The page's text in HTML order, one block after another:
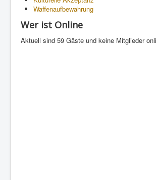
Waffenaufbewahrung
Wer ist Online
Aktuell sind 59 Gäste und keine Mitglieder